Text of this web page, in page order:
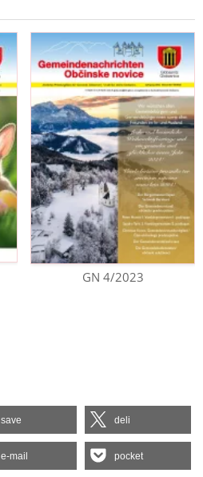
GN 4/2023
save deli
e-mail pocket